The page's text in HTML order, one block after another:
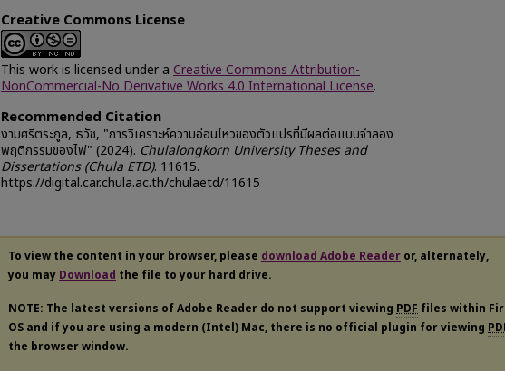
Creative Commons License
This work is licensed under a Creative Commons Attribution-
NonCommercial-No Derivative Works 4.0 International License.
Recommended Citation
งามศรีตระกูล, ธวัช, "การวิเคราะห์ความอ่อนไหวของตัวแปรที่มีผลต่อแบบจำลอง
พฤติกรรมของไฟ" (2024). Chulalongkorn University Theses and
Dissertations (Chula ETD). 11615.
https://digital.car.chula.ac.th/chulaetd/11615
To view the content in your browser, please download Adobe Reader or, alternately,
you may Download the file to your hard drive.
NOTE: The latest versions of Adobe Reader do not support viewing PDF files within
OS and if you are using a modern (Intel) Mac, there is no official plugin for viewing
the browser window.